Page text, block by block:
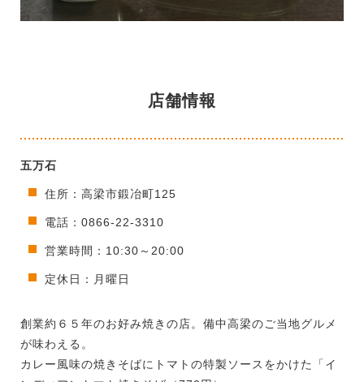
店舗情報
五万石
住所：高梁市鍛冶町125
電話：0866-22-3310
営業時間：10:30～20:00
定休日：月曜日
創業約６５年のお好み焼きの店。備中高梁のご当地グルメ
が味わえる。
カレー風味の焼きそばにトマトの特製ソースをかけた「イ